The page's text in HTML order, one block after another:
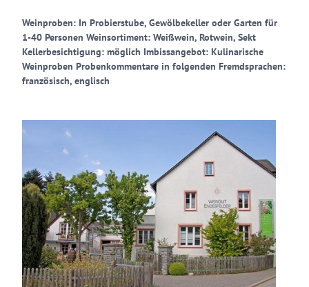
Weinproben: In Probierstube, Gewölbekeller oder Garten für
1-40 Personen Weinsortiment: Weißwein, Rotwein, Sekt
Kellerbesichtigung: möglich Imbissangebot: Kulinarische
Weinproben Probenkommentare in folgenden Fremdsprachen:
französisch, englisch